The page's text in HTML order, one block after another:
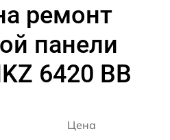
ремонт
панели
6420 BB
Цена